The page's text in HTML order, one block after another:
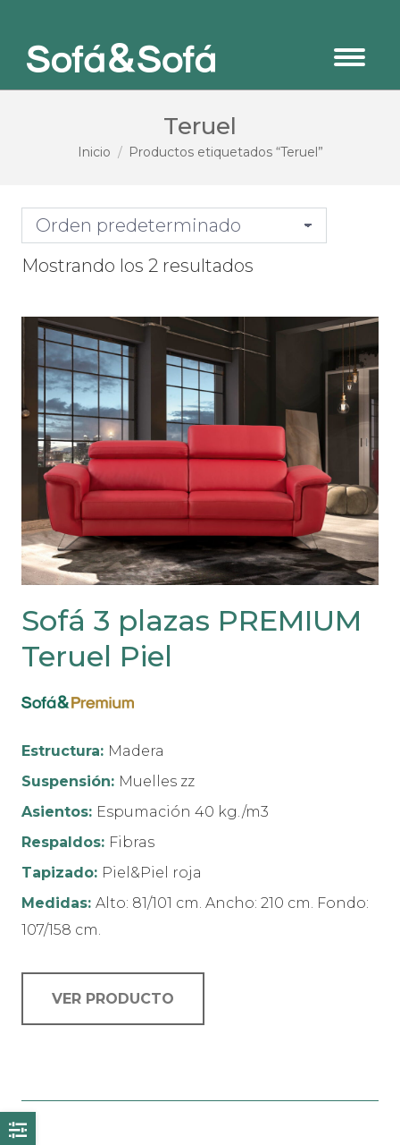
Teruel
Estás aquí:
Inicio Productos etiquetados “Teruel”
Mostrando los 2 resultados
Sofá 3 plazas PREMIUM
Teruel Piel
Estructura: Madera
Suspensión: Muelles zz
Asientos: Espumación 40 kg./m3
Respaldos: Fibras
Tapizado: Piel&Piel roja
Medidas: Alto: 81/101 cm. Ancho: 210 cm. Fondo:
107/158 cm.
VER PRODUCTO